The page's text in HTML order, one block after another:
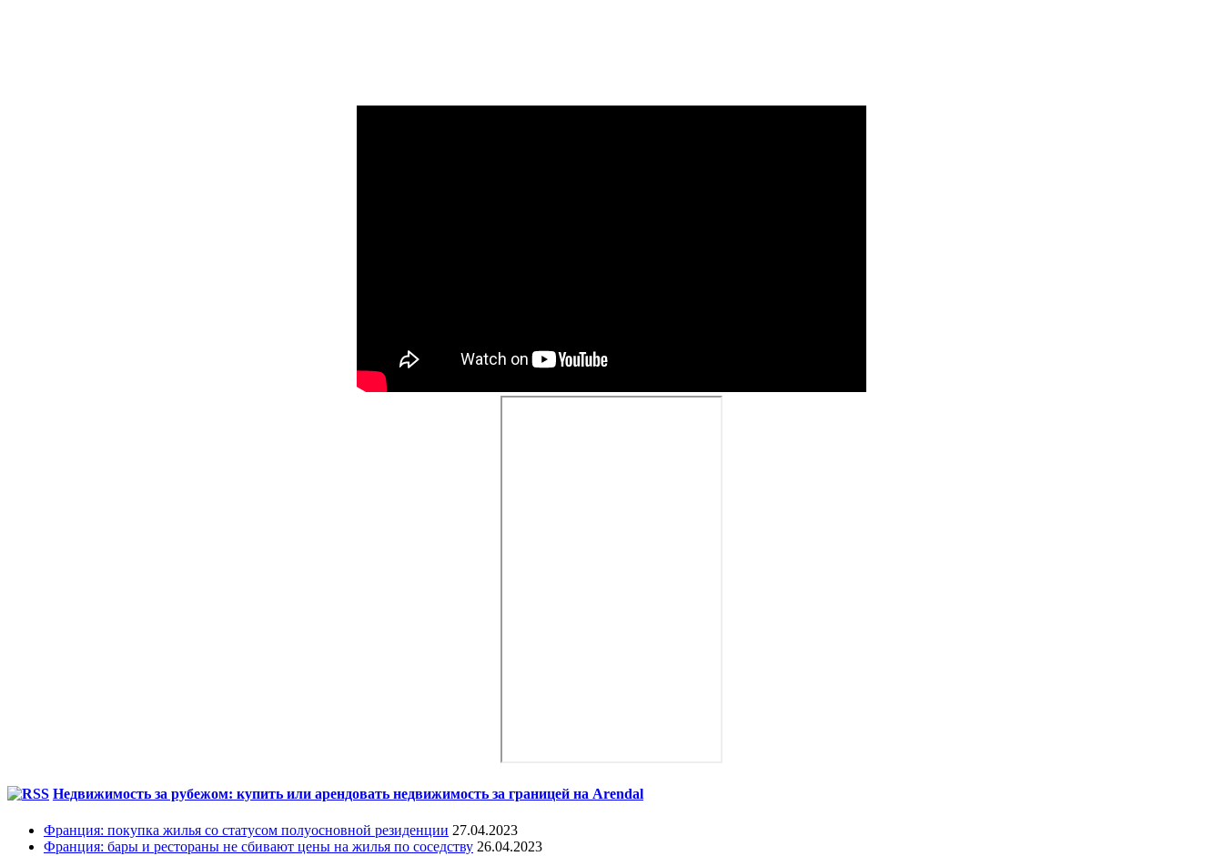
Недвижимость за рубежом: купить или арендовать недвижимость за границей на Arendal
Франция: покупка жилья со статусом полуосновной резиденции 27.04.2023
Франция: бары и рестораны не сбивают цены на жилья по соседству 26.04.2023